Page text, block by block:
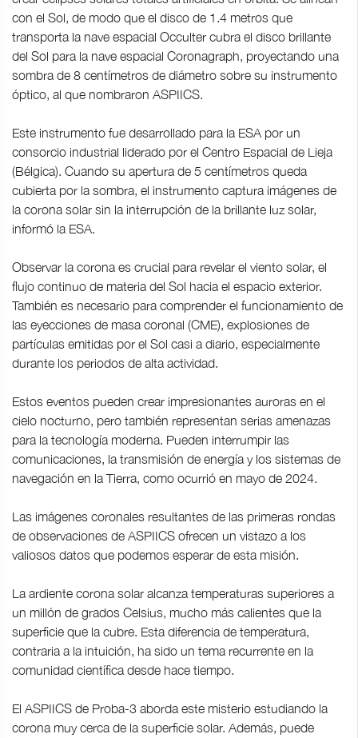
con el Sol, de modo que el disco de 1.4 metros que
transporta la nave espacial Occulter cubra el disco brillante
del Sol para la nave espacial Coronagraph, proyectando una
sombra de 8 centímetros de diámetro sobre su instrumento
óptico, al que nombraron ASPIICS.
Este instrumento fue desarrollado para la ESA por un
consorcio industrial liderado por el Centro Espacial de Lieja
(Bélgica). Cuando su apertura de 5 centímetros queda
cubierta por la sombra, el instrumento captura imágenes de
la corona solar sin la interrupción de la brillante luz solar,
informó la ESA.
Observar la corona es crucial para revelar el viento solar, el
flujo continuo de materia del Sol hacia el espacio exterior.
También es necesario para comprender el funcionamiento de
las eyecciones de masa coronal (CME), explosiones de
partículas emitidas por el Sol casi a diario, especialmente
durante los periodos de alta actividad.
Estos eventos pueden crear impresionantes auroras en el
cielo nocturno, pero también representan serias amenazas
para la tecnología moderna. Pueden interrumpir las
comunicaciones, la transmisión de energía y los sistemas de
navegación en la Tierra, como ocurrió en mayo de 2024.
Las imágenes coronales resultantes de las primeras rondas
de observaciones de ASPIICS ofrecen un vistazo a los
valiosos datos que podemos esperar de esta misión.
La ardiente corona solar alcanza temperaturas superiores a
un millón de grados Celsius, mucho más calientes que la
superficie que la cubre. Esta diferencia de temperatura,
contraria a la intuición, ha sido un tema recurrente en la
comunidad científica desde hace tiempo.
El ASPIICS de Proba-3 aborda este misterio estudiando la
corona muy cerca de la superficie solar. Además, puede